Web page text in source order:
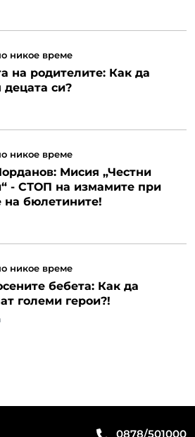
никое време
на родителите: Как да
децата си?
никое време
Мисия „Честни
- СТОП на измамите при
на бюлетините!
никое време
бебета: Как да
големи герои?!
0878/501000